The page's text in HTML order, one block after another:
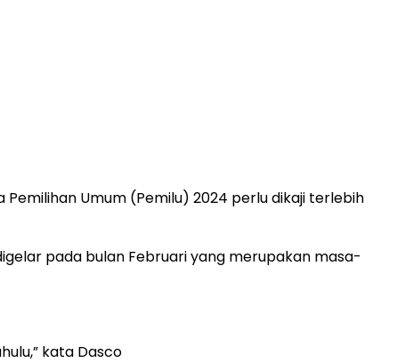
Umum (Pemilu) 2024 perlu dikaji terlebih
pada bulan Februari yang merupakan masa-
kata Dasco